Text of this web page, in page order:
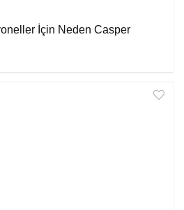
İçin Neden Casper